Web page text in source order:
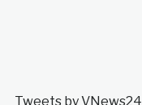
Tweets by VNews24